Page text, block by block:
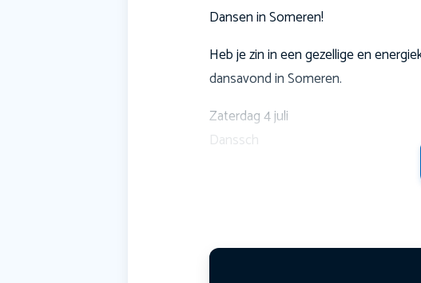
Dansen in Someren!
Heb je zin in een gezellige en
dansavond in Someren.
Zaterdag 4 juli
Danssch